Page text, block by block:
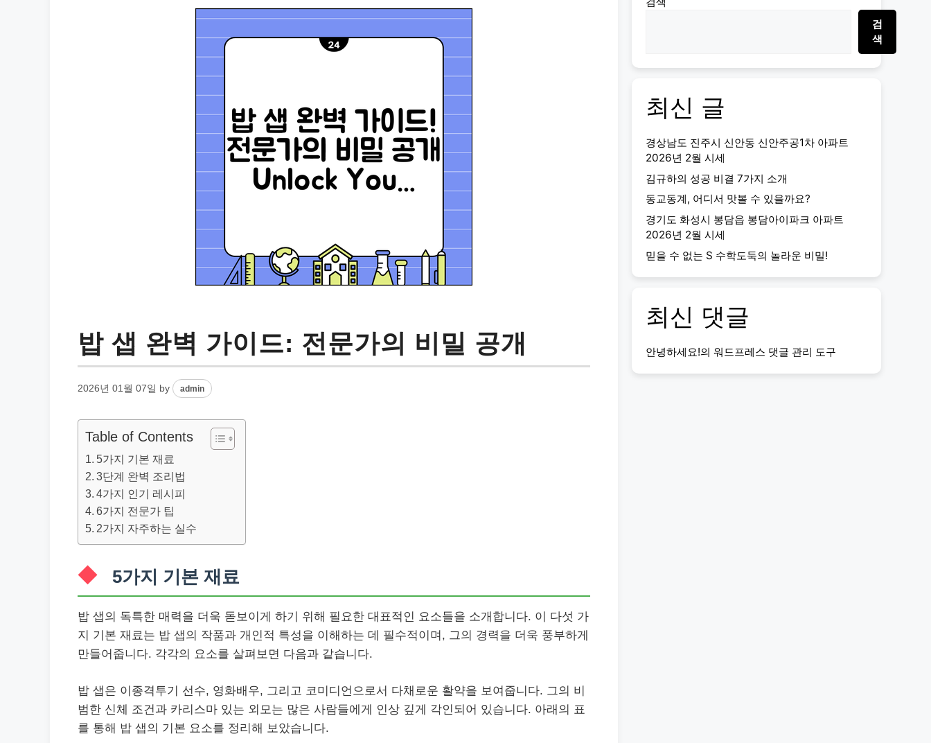
밥 샙 완벽 가이드: 전문가의 비밀 공개
2026년 01월 07일 by admin
Table of Contents
5가지 기본 재료
3단계 완벽 조리법
4가지 인기 레시피
6가지 전문가 팁
2가지 자주하는 실수
5가지 기본 재료
밥 샙의 독특한 매력을 더욱 돋보이게 하기 위해 필요한 대표적인 요소들을 소개합니다. 이 다섯 가
지 기본 재료는 밥 샙의 작품과 개인적 특성을 이해하는 데 필수적이며, 그의 경력을 더욱 풍부하게
만들어줍니다. 각각의 요소를 살펴보면 다음과 같습니다.
밥 샙은 이종격투기 선수, 영화배우, 그리고 코미디언으로서 다채로운 활약을 보여줍니다. 그의 비
범한 신체 조건과 카리스마 있는 외모는 많은 사람들에게 인상 깊게 각인되어 있습니다. 아래의 표
를 통해 밥 샙의 기본 요소를 정리해 보았습니다.
검
색
최신 글
경상남도 진주시 신안동 신안주공1차 아파트
2026년 2월 시세
김규하의 성공 비결 7가지 소개
동교동계, 어디서 맛볼 수 있을까요?
경기도 화성시 봉담읍 봉담아이파크 아파트
2026년 2월 시세
믿을 수 없는 S 수학도둑의 놀라운 비밀!
최신 댓글
안녕하세요!의 워드프레스 댓글 관리 도구